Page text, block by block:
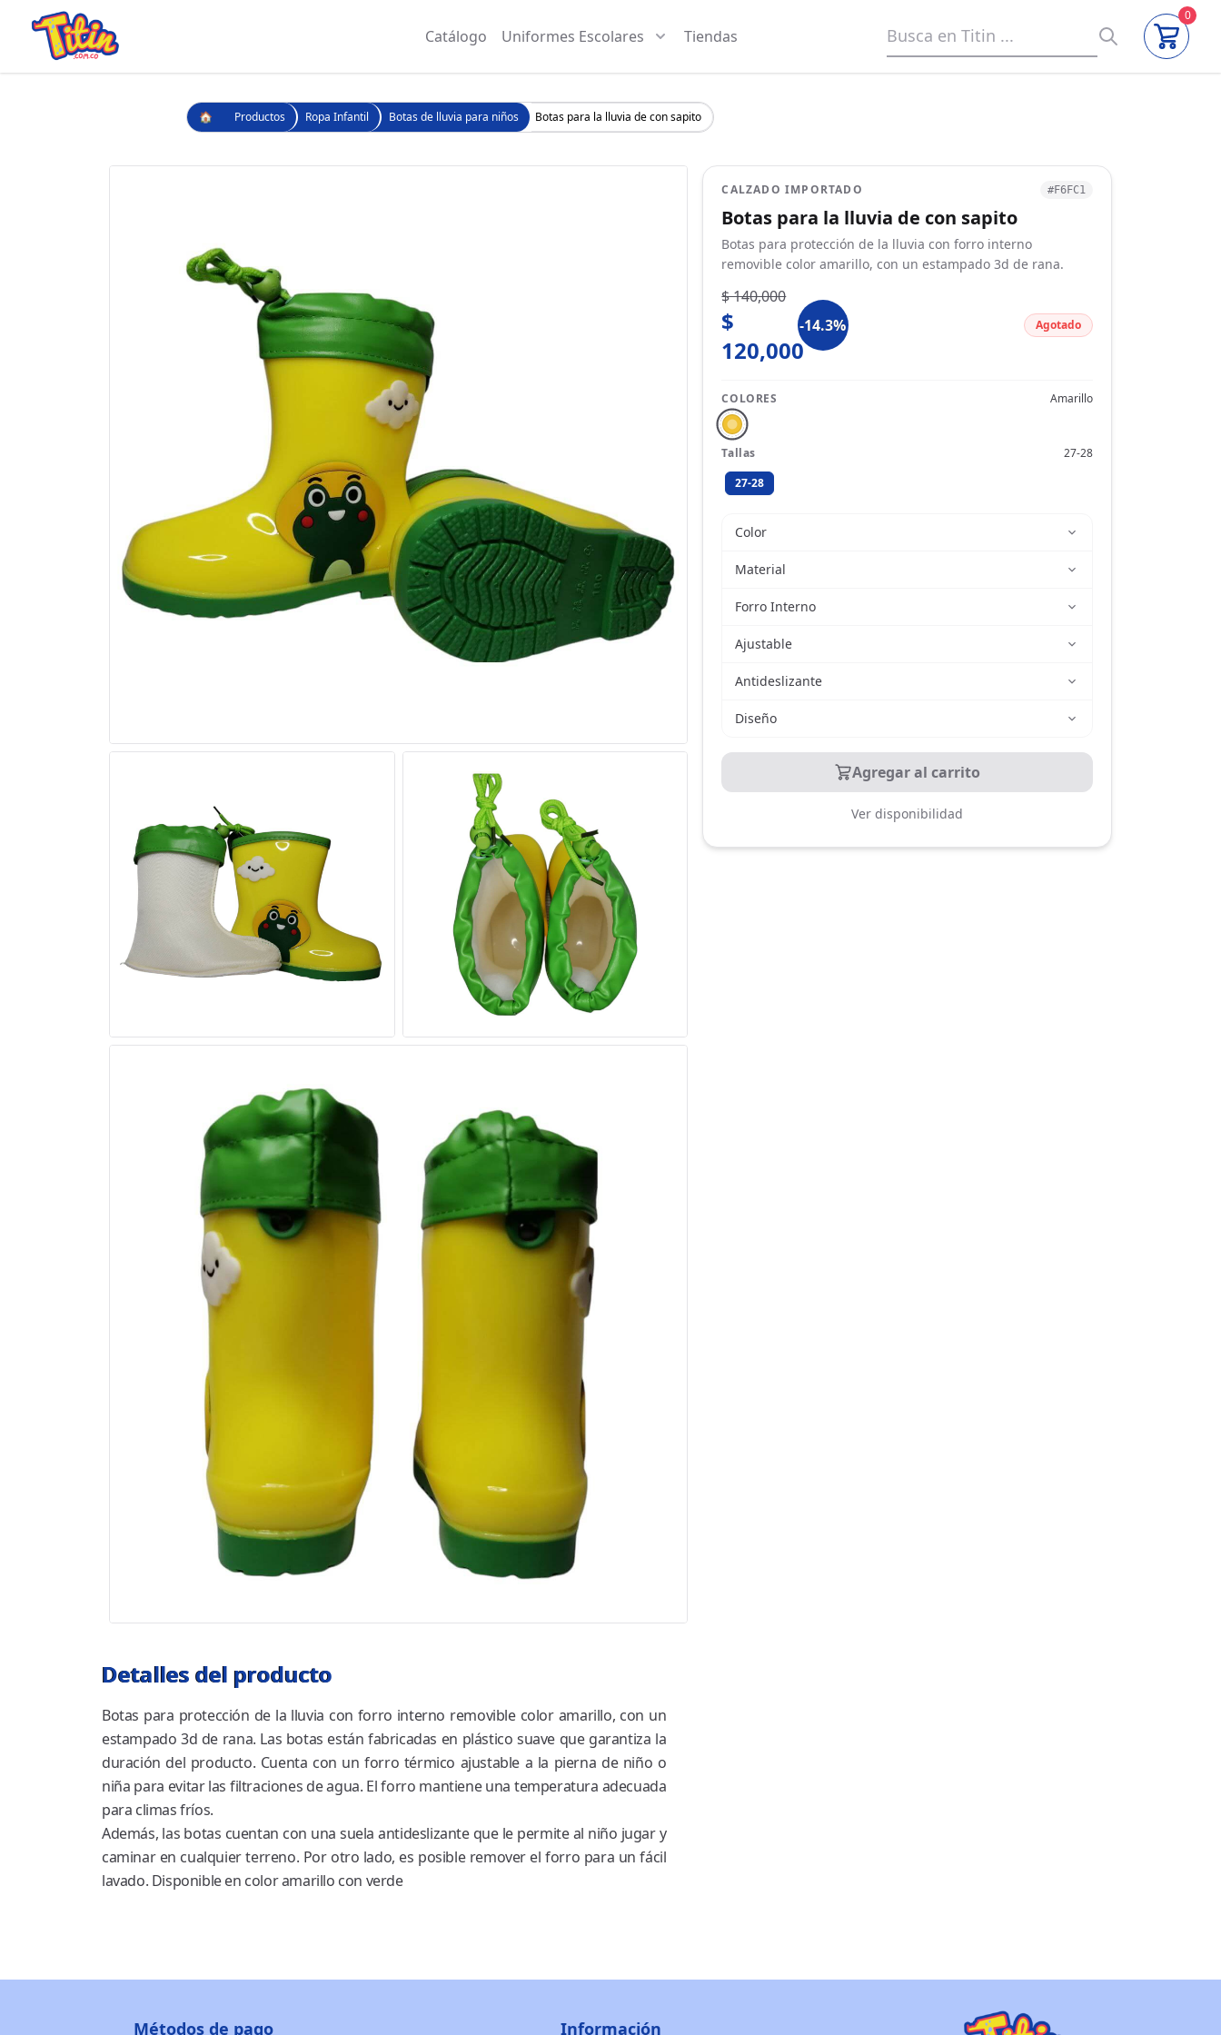
Catálogo Uniformes Escolares Tiendas
0
🏠 Productos Ropa Infantil Botas de lluvia para niños Botas para la lluvia de con sapito
CALZADO IMPORTADO #F6FC1
Botas para la lluvia de con sapito
Botas para protección de la lluvia con forro interno
removible color amarillo, con un estampado 3d de rana.
$ 140,000
$
120,000
-14.3% Agotado
COLORES Amarillo
Tallas
27-28
27-28
Color
Material
Forro Interno
Ajustable
Antideslizante
Diseño
Agregar al carrito
Ver disponibilidad
Detalles del producto
Botas para protección de la lluvia con forro interno removible color amarillo, con un
estampado 3d de rana. Las botas están fabricadas en plástico suave que garantiza la
duración del producto. Cuenta con un forro térmico ajustable a la pierna de niño o
niña para evitar las filtraciones de agua. El forro mantiene una temperatura adecuada
para climas fríos.
Además, las botas cuentan con una suela antideslizante que le permite al niño jugar y
caminar en cualquier terreno. Por otro lado, es posible remover el forro para un fácil
lavado. Disponible en color amarillo con verde
Métodos de pago Información